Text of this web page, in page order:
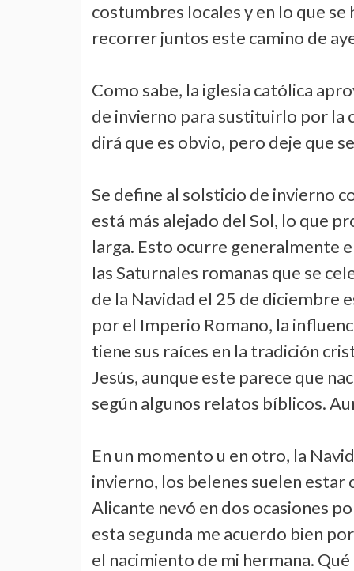
costumbres locales y en lo que
recorrer juntos este camino de
Como sabe, la iglesia católica
de invierno para sustituirlo por la
dirá que es obvio, pero deje que
Se define al solsticio de invierno
está más alejado del Sol, lo que
larga. Esto ocurre generalmente
las Saturnales romanas que se
de la Navidad el 25 de diciembre
por el Imperio Romano, la
tiene sus raíces en la tradición
Jesús, aunque este parece que
según algunos relatos bíblicos.
En un momento u en otro, la
invierno, los belenes suelen estar
Alicante nevó en dos ocasiones
esta segunda me acuerdo bien
el nacimiento de mi hermana.